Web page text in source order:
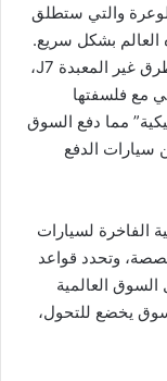
والتي ستطلق
العالم بشكل سريع.
اخترقت طرازها الأول لسيارات القيادة في الطرق غير المعبدة J7،
مع فلسفتها
مما دفع السوق
سيارات الدفع
الفاخرة لسيارات
وتحدد قواعد
العالمية
يخضع للتحول،